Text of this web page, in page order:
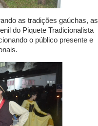
as tradições gaúchas, as
do Piquete Tradicionalista
o público presente e